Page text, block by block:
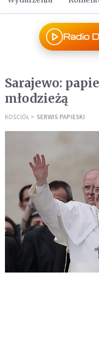
Radio
Sarajewo:
młodzieżą
KOŚCIÓŁ SERWIS PAPIESKI